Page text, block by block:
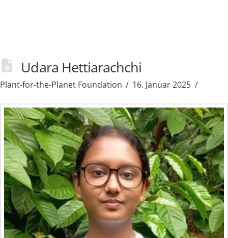
Udara Hettiarachchi
Plant-for-the-Planet Foundation 16. Januar 2025